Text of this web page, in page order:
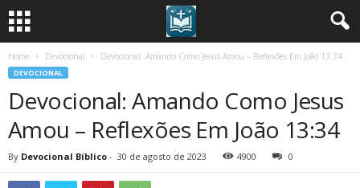
Home Devocional Devocional: Amando Como Jesus Amou – Reflexões Em João 13:34
DEVOCIONAL
Devocional: Amando Como Jesus
Amou – Reflexões Em João 13:34
By Devocional Bíblico - 30 de agosto de 2023 4900 0